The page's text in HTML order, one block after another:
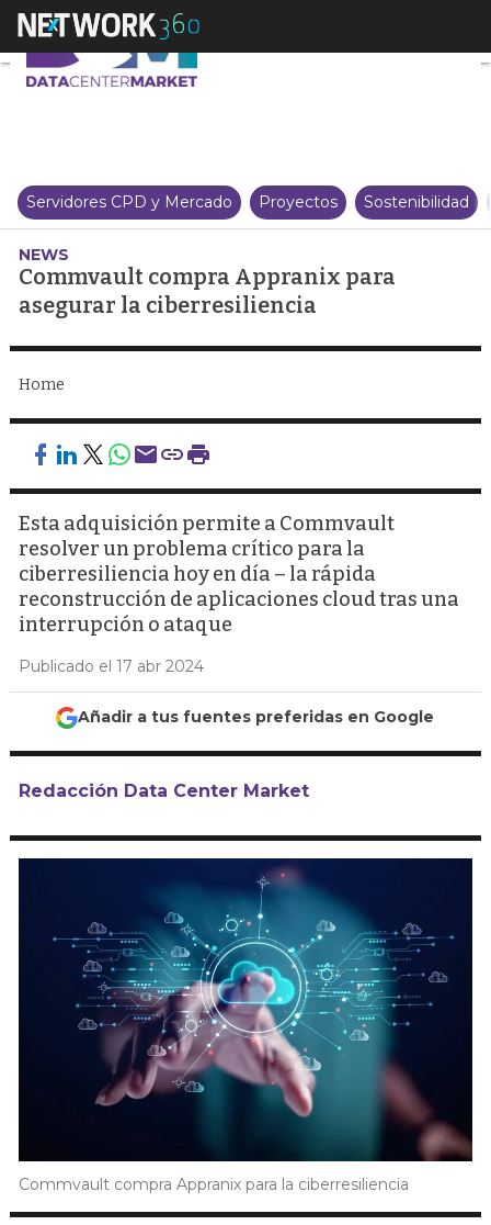
Commvault compra Appranix
Servidores CPD y Mercado Proyectos Sostenibilidad
NEWS
Commvault compra Appranix para
asegurar la ciberresiliencia
Home
Esta adquisición permite a Commvault
resolver un problema crítico para la
ciberresiliencia hoy en día – la rápida
reconstrucción de aplicaciones cloud tras una
interrupción o ataque
Publicado el 17 abr 2024
Añadir a tus fuentes preferidas en Google
Redacción Data Center Market
Commvault compra Appranix para la ciberresiliencia